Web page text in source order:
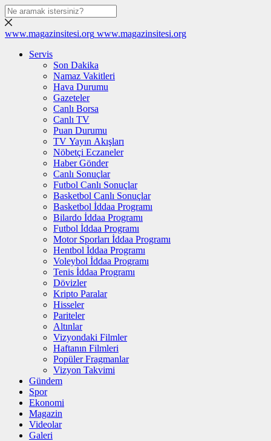
www.magazinsitesi.org www.magazinsitesi.org
Servis
Son Dakika
Namaz Vakitleri
Hava Durumu
Gazeteler
Canlı Borsa
Canlı TV
Puan Durumu
TV Yayın Akışları
Nöbetçi Eczaneler
Haber Gönder
Canlı Sonuçlar
Futbol Canlı Sonuçlar
Basketbol Canlı Sonuçlar
Basketbol İddaa Programı
Bilardo İddaa Programı
Futbol İddaa Programı
Motor Sporları İddaa Programı
Hentbol İddaa Programı
Voleybol İddaa Programı
Tenis İddaa Programı
Dövizler
Kripto Paralar
Hisseler
Pariteler
Altınlar
Vizyondaki Filmler
Haftanın Filmleri
Popüler Fragmanlar
Vizyon Takvimi
Gündem
Spor
Ekonomi
Magazin
Videolar
Galeri